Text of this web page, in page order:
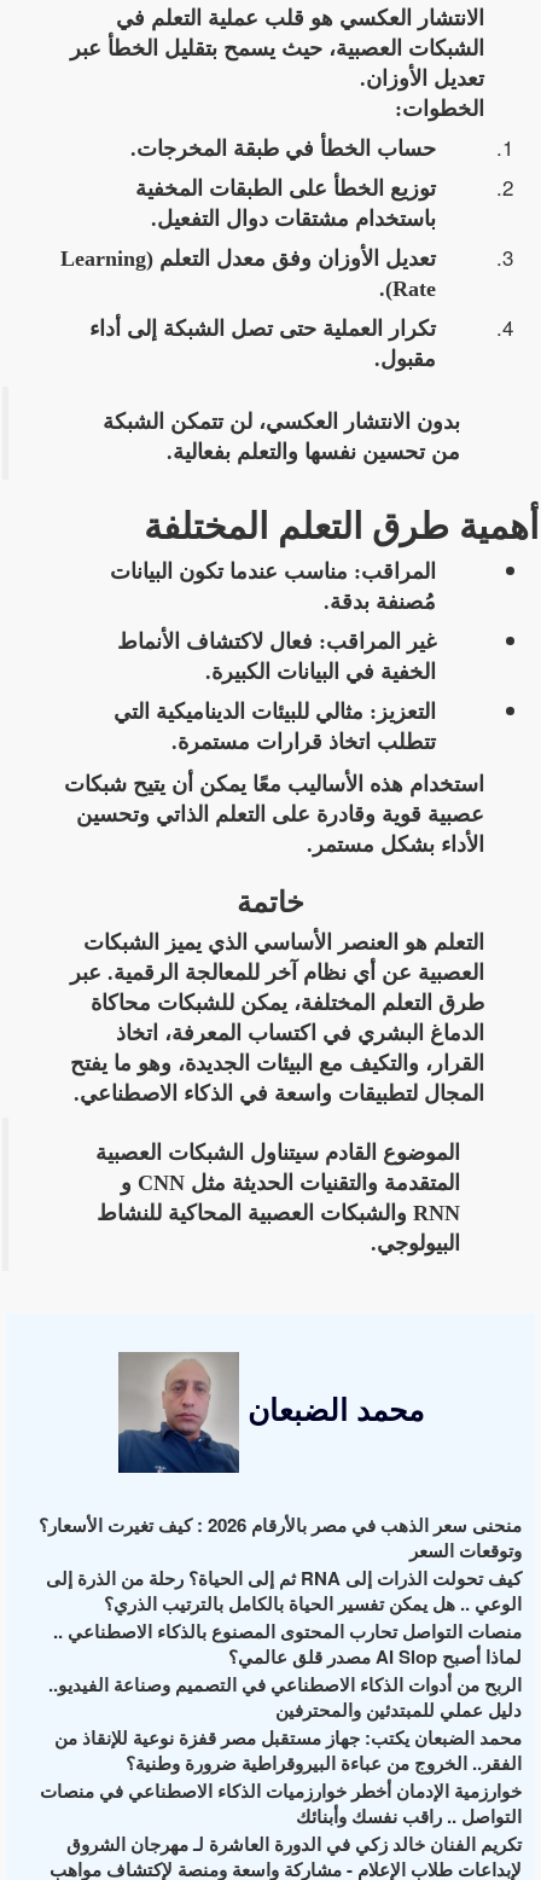
الانتشار العكسي هو قلب عملية التعلم في
الشبكات العصبية، حيث يسمح بتقليل الخطأ عبر
تعديل الأوزان.
الخطوات:
حساب الخطأ في طبقة المخرجات.
توزيع الخطأ على الطبقات المخفية
باستخدام مشتقات دوال التفعيل.
تعديل الأوزان وفق معدل التعلم (Learning
Rate).
تكرار العملية حتى تصل الشبكة إلى أداء
مقبول.
بدون الانتشار العكسي، لن تتمكن الشبكة
منتحسين نفسها والتعلم بفعالية.
أهمية طرق التعلم المختلفة
المراقب: مناسب عندما تكون البيانات
مُصنفة بدقة.
غير المراقب: فعال لاكتشاف الأنماط
الخفية في البيانات الكبيرة.
التعزيز: مثالي للبيئات الديناميكية التي
تتطلب اتخاذ قرارات مستمرة.
استخدام هذه الأساليب معًا يمكن أن يتيحشبكات
عصبية قوية وقادرة على التعلم الذاتي وتحسين
الأداء بشكل مستمر .
خاتمة
التعلم هو العنصر الأساسي الذي يميز الشبكات
العصبية عن أي نظام آخر للمعالجة الرقمية. عبر
طرق التعلم المختلفة، يمكن للشبكات محاكاة
الدماغ البشري في اكتساب المعرفة، اتخاذ
القرار، والتكيف مع البيئات الجديدة، وهو ما يفتح
المجال لتطبيقات واسعة في الذكاء الاصطناعي.
الموضوع القادم سيتناول الشبكات العصبية
المتقدمة والتقنيات الحديثة مثل CNN و
RNN والشبكات العصبية المحاكية للنشاط
البيولوجي.
محمد الضبعان
منحنى سعر الذهب في مصر بالأرقام 2026 : كيف تغيرت الأسعار؟
وتوقعات السعر
كيف تحولت الذرات إلى RNA ثم إلى الحياة؟ رحلة من الذرة إلى
الوعي .. هل يمكن تفسير الحياة بالكامل بالترتيب الذري؟
منصات التواصل تحارب المحتوى المصنوع بالذكاء الاصطناعي ..
لماذا أصبح AI Slop مصدر قلق عالمي؟
الربح من أدوات الذكاء الاصطناعي في التصميم وصناعة الفيديو..
دليل عملي للمبتدئين والمحترفين
محمد الضبعان يكتب: جهاز مستقبل مصر قفزة نوعية للإنقاذ من
الفقر.. الخروج من عباءة البيروقراطية ضرورة وطنية؟
خوارزمية الإدمان أخطر خوارزميات الذكاء الاصطناعي في منصات
التواصل .. راقب نفسك وأبنائك
تكريم الفنان خالد زكي في الدورة العاشرة لـ مهرجان الشروق
لإبداعات طلاب الإعلام - مشاركة واسعة ومنصة لإكتشاف مواهب